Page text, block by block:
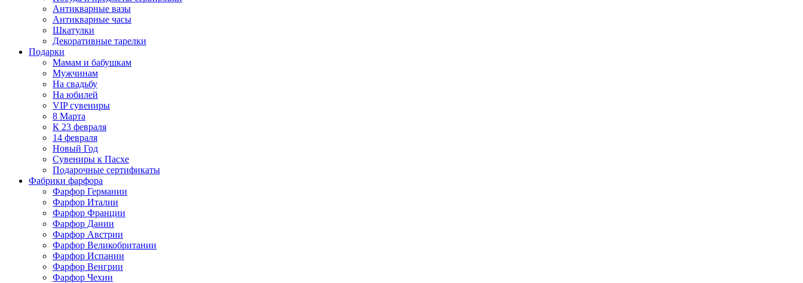
Антикварные вазы
Антикварные часы
Шкатулки
Декоративные тарелки
Подарки
Мамам и бабушкам
Мужчинам
На свадьбу
На юбилей
VIP сувениры
8 Марта
К 23 февраля
14 февраля
Новый Год
Сувениры к Пасхе
Подарочные сертификаты
Фабрики фарфора
Фарфор Германии
Фарфор Италии
Фарфор Франции
Фарфор Дании
Фарфор Австрии
Фарфор Великобритании
Фарфор Испании
Фарфор Венгрии
Фарфор Чехии